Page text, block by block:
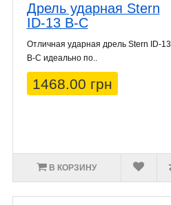
Дрель ударная Stern
ID-13 B-C
Отличная ударная дрель Stern ID-13
B-C идеально по..
1468.00 грн
В КОРЗИНУ